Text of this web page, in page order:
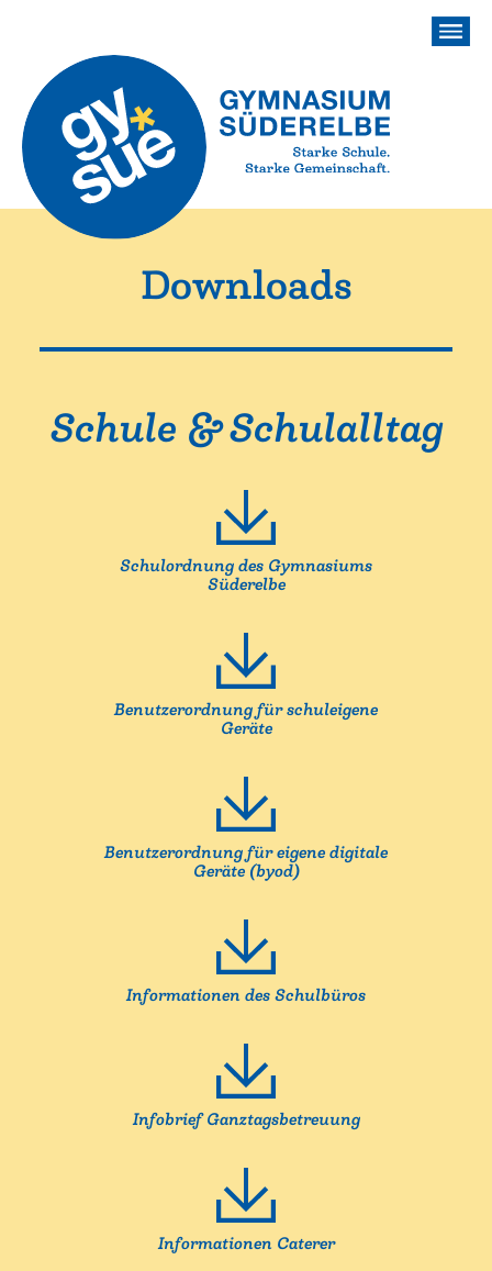
Downloads
Schule & Schulalltag
Schulordnung des Gymnasiums
Süderelbe
Benutzerordnung für schuleigene
Geräte
Benutzerordnung für eigene digitale
Geräte (byod)
Informationen des Schulbüros
Infobrief Ganztagsbetreuung
Informationen Caterer